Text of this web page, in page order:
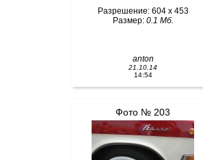
Разрешение: 604 x 453
Размер: 0.1 Мб.
anton
21.10.14
14:54
Фото № 203